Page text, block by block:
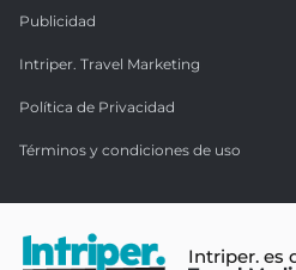
Publicidad
Intriper. Travel Marketing
Política de Privacidad
Términos y condiciones de uso
Intriper. es